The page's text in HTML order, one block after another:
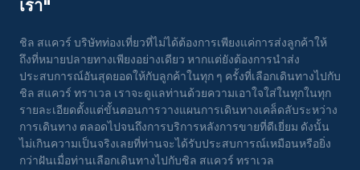
เรา"
ชิล สแควร์ บริษัทท่องเที่ยวที่ไม่ได้ต้องการเพียงแค่การส่งลูกค้าให้
ถึงที่หมายปลายทางเพียงอย่างเดียว หากแต่ยังต้องการนำส่ง
ประสบการณ์อันสุดยอดให้กับลูกค้าในทุก ๆ ครั้งที่เลือกเดินทางไปกับ
ชิล สแควร์ ทราเวล เราจะดูแลท่านด้วยความเอาใจใส่ในทุกในทุก
รายละเอียดตั้งแต่ขั้นตอนการวางแผนการเดินทางเคล็ดลับระหว่าง
การเดินทาง ตลอดไปจนถึงการบริการหลังการขายที่ดีเยี่ยม ดังนั้น
ไม่เกินความเป็นจริงเลยที่ท่านจะได้รับประสบการณ์เหมือนหรือยิ่ง
กว่าฝันเมื่อท่านเลือกเดินทางไปกับชิล สแควร์ ทราเวล